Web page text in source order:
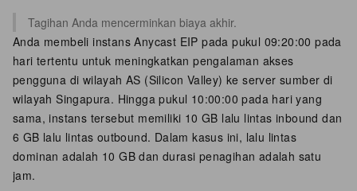
Tagihan Anda mencerminkan biaya akhir.
Anda membeli instans Anycast EIP pada pukul 09:20:00 pada
hari tertentu untuk meningkatkan pengalaman akses
pengguna di wilayah AS (Silicon Valley) ke server sumber di
wilayah Singapura. Hingga pukul 10:00:00 pada hari yang
sama, instans tersebut memiliki 10 GB lalu lintas inbound dan
6 GB lalu lintas outbound. Dalam kasus ini, lalu lintas
dominan adalah 10 GB dan durasi penagihan adalah satu
jam.